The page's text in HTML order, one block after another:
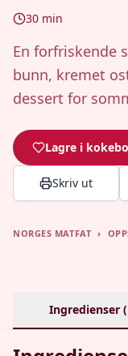
30 min
En forfriskende
bunn, kremet
dessert for
Lagre i
Skriv ut
NORGES MATFAT ›
Ingredienser (